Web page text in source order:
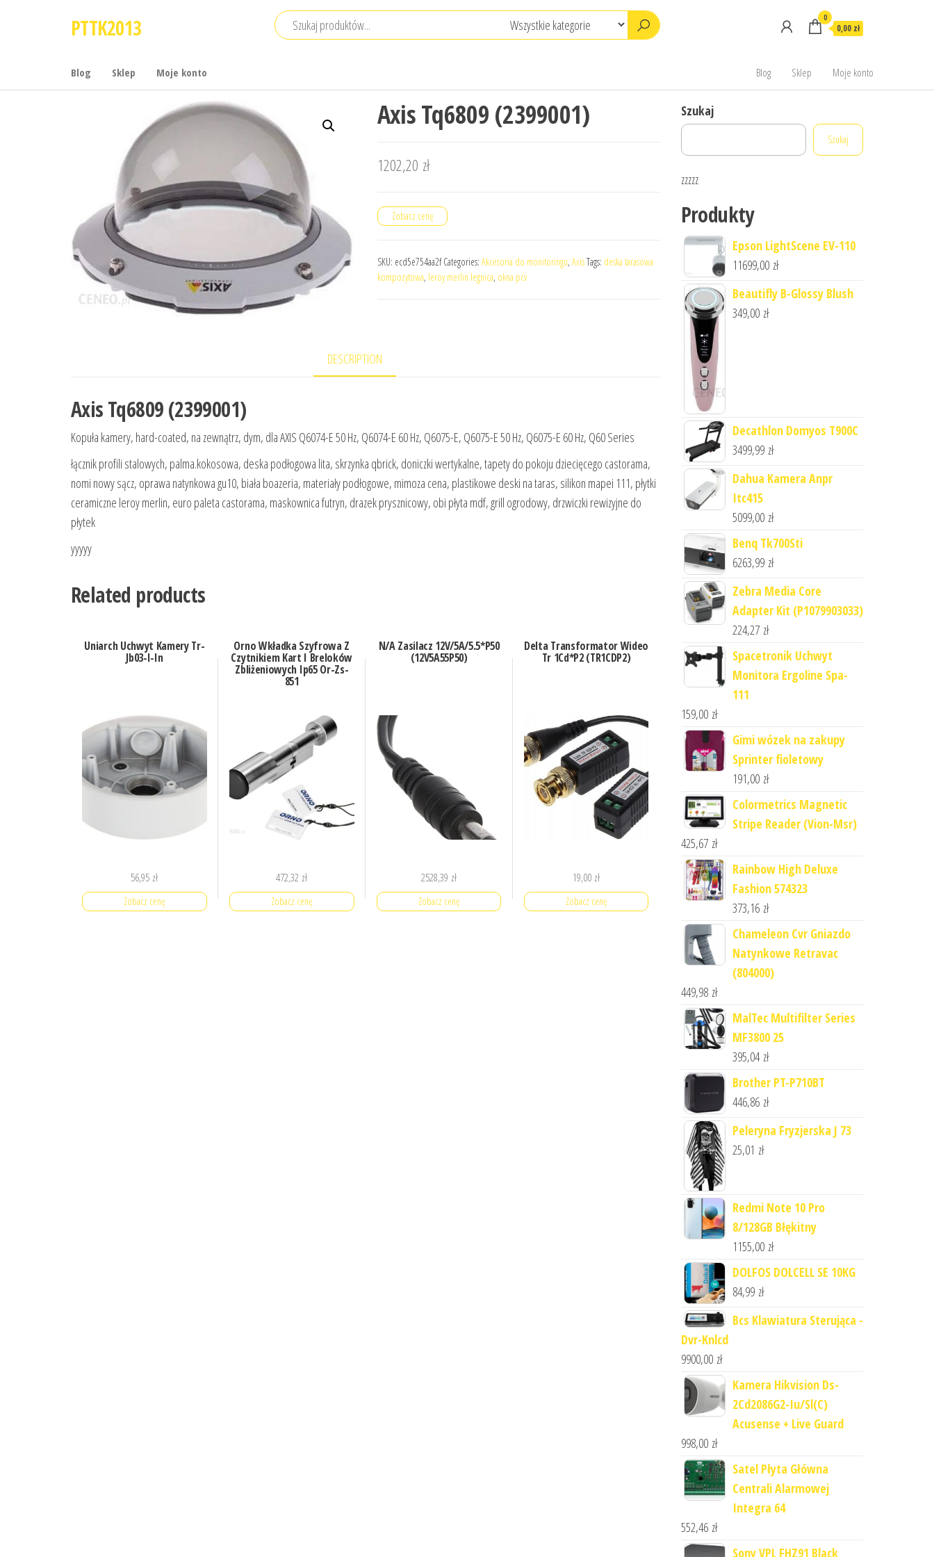
PTTK2013 0
0,00 zł
Blog Sklep Moje konto Blog Sklep Moje konto
Axis Tq6809 (2399001)
1202,20 zł
Zobacz cenę
SKU: ecd5e754aa2f Categories: Akcesoria do monitoringu, AxisTags: deska tarasowa
kompozytowa, leroy merlin legnica, okna pcv
DESCRIPTION
Axis Tq6809 (2399001)
Kopuła kamery, hard-coated, na zewnątrz, dym, dla AXIS Q6074-E 50 Hz, Q6074-E 60 Hz, Q6075-E, Q6075-E 50 Hz, Q6075-E 60 Hz, Q60 Series
łącznik profili stalowych, palma.kokosowa, deska podłogowa lita, skrzynka qbrick, doniczki wertykalne, tapety do pokoju dziecięcego castorama,
nomi nowy sącz, oprawa natynkowa gu10, biała boazeria, materiały podłogowe, mimoza cena, plastikowe deski na taras, silikon mapei 111, płytki
ceramiczne leroy merlin, euro paleta castorama, maskownica futryn, drazek prysznicowy, obi płyta mdf, grill ogrodowy, drzwiczki rewizyjne do
płytek
yyyyy
Related products
Uniarch Uchwyt Kamery Tr-
Jb03-I-In
56,95 zł
Zobacz cenę
Orno Wkładka Szyfrowa Z
Czytnikiem Kart I Breloków
Zbliżeniowych Ip65 Or-Zs-
851
472,32 zł
Zobacz cenę
N/A Zasilacz 12V/5A/5.5*P50
(12V5A55P50)
2528,39 zł
Zobacz cenę
Delta Transformator Wideo
Tr 1Cd*P2 (TR1CDP2)
19,00 zł
Zobacz cenę
Szukaj
Szukaj
zzzzz
Produkty
Epson LightScene EV-110
11699,00 zł
Beautifly B-Glossy Blush
349,00 zł
Decathlon Domyos T900C
3499,99 zł
Dahua Kamera Anpr
Itc415
5099,00 zł
Benq Tk700Sti
6263,99 zł
Zebra Media Core
Adapter Kit (P1079903033)
224,27 zł
Spacetronik Uchwyt
Monitora Ergoline Spa-
111
159,00 zł
Gimi wózek na zakupy
Sprinter fioletowy
191,00 zł
Colormetrics Magnetic
Stripe Reader (Vion-Msr)
425,67 zł
Rainbow High Deluxe
Fashion 574323
373,16 zł
Chameleon Cvr Gniazdo
Natynkowe Retravac
(804000)
449,98 zł
MalTec Multifilter Series
MF3800 25
395,04 zł
Brother PT-P710BT
446,86 zł
Peleryna Fryzjerska J 73
25,01 zł
Redmi Note 10 Pro
8/128GB Błękitny
1155,00 zł
DOLFOS DOLCELL SE 10KG
84,99 zł
Bcs Klawiatura Sterująca -
Dvr-Knlcd
9900,00 zł
Kamera Hikvision Ds-
2Cd2086G2-Iu/Sl(C)
Acusense + Live Guard
998,00 zł
Satel Płyta Główna
Centrali Alarmowej
Integra 64
552,46 zł
Sony VPL FHZ91 Black